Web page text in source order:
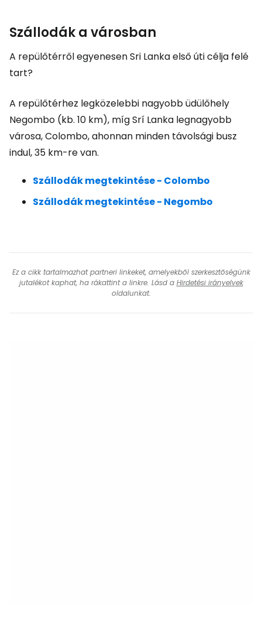
Szállodák a városban
A repülőtérről egyenesen Sri Lanka első úti célja felé
tart?
A repülőtérhez legközelebbi nagyobb üdülőhely
Negombo (kb. 10 km), míg Srí Lanka legnagyobb
városa, Colombo, ahonnan minden távolsági busz
indul, 35 km-re van.
Szállodák megtekintése - Colombo
Szállodák megtekintése - Negombo
Ez a cikk tartalmazhat partneri linkeket, amelyekből szerkesztőségünk
jutalékot kaphat, ha rákattint a linkre. Lásd a Hirdetési irányelvek
oldalunkat.